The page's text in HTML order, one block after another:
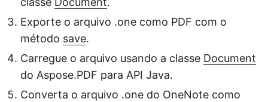
Exporte o arquivo .one como PDF com o
método save.
Carregue o arquivo usando a classe Document
do Aspose.PDF para API Java.
Converta o arquivo .one do OneNote como